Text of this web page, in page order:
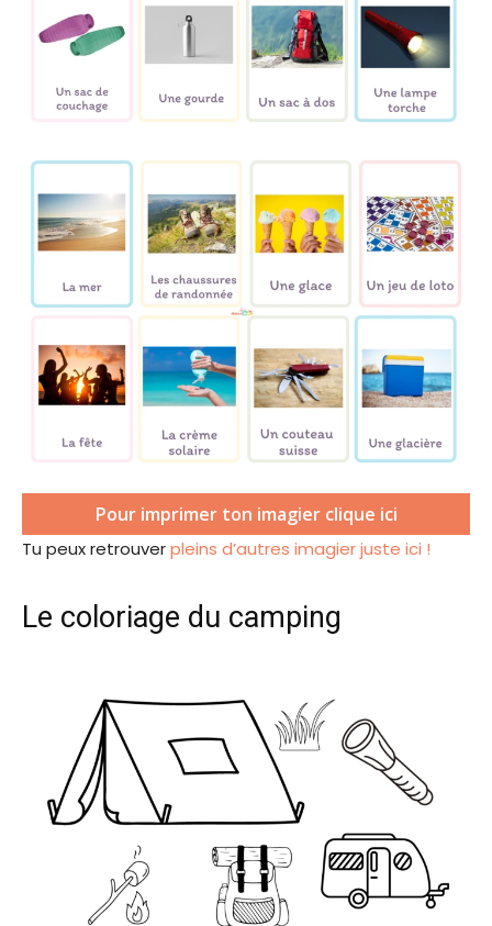
Pour imprimer ton imagier clique ici
Tu peux retrouverpleins d’autres imagier juste ici !
Le coloriage du camping